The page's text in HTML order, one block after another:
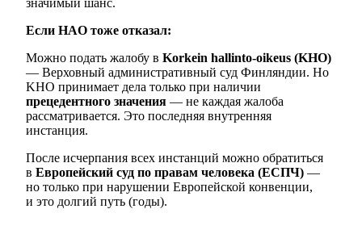
значимый шанс.
Если HAO тоже отказал:
Можно подать жалобу в Korkein hallinto-oikeus (KHO)
— Верховный административный суд Финляндии. Но
KHO принимает дела только при наличии
прецедентного значения — не каждая жалоба
рассматривается. Это последняя внутренняя
инстанция.
После исчерпания всех инстанций можно обратиться
в Европейский суд по правам человека (ЕСПЧ) —
но только при нарушении Европейской конвенции,
и это долгий путь (годы).